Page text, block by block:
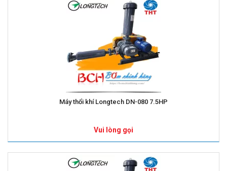
Máy thổi khí Longtech DN-080 7.5HP
Vui lòng gọi